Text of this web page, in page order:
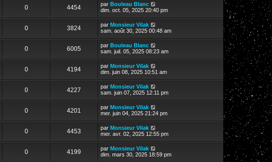
0 4454 par Bouleau Blanc
dim. oct. 05, 2025 20:40 pm
0 3824 par Monsieur Vilak
sam. août 30, 2025 00:48 am
0 6005 par Bouleau Blanc
sam. juil. 05, 2025 08:23 am
0 4194 par Monsieur Vilak
dim. juin 08, 2025 10:51 am
0 4227 par Monsieur Vilak
sam. juin 07, 2025 12:11 pm
0 4201 par Monsieur Vilak
mer. juin 04, 2025 21:24 pm
0 4453 par Monsieur Vilak
mer. avr. 02, 2025 12:55 pm
0 4199 par Monsieur Vilak
dim. mars 30, 2025 18:59 pm